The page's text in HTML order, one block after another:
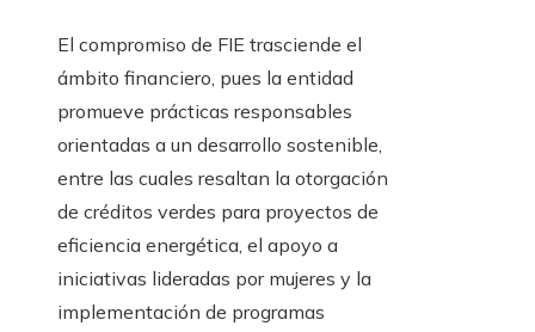
El compromiso de FIE trasciende el
ámbito financiero, pues la entidad
promueve prácticas responsables
orientadas a un desarrollo sostenible,
entre las cuales resaltan la otorgación
de créditos verdes para proyectos de
eficiencia energética, el apoyo a
iniciativas lideradas por mujeres y la
implementación de programas